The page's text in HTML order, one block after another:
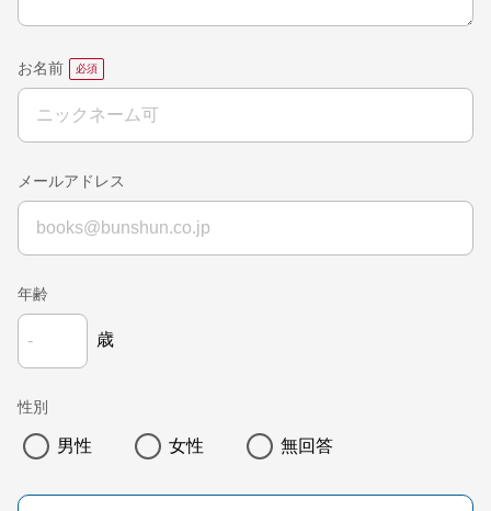
お名前
メールアドレス
年齢
歳
性別
男性 女性 無回答